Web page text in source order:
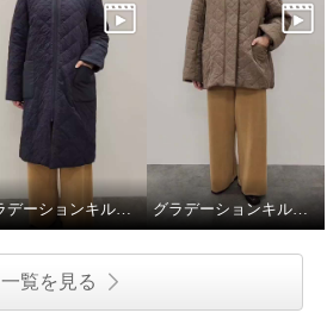
グラデーションキルトロングコート グラデーションキルトミドル丈コート
一覧を見る